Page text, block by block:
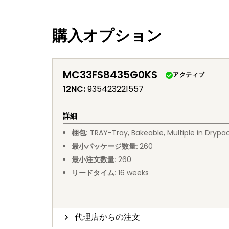
購入オプション
MC33FS8435G0KS アクティブ
12NC:935423221557
詳細
梱包: TRAY-Tray, Bakeable, Multiple in
最小パッケージ数量: 260
最小注文数量: 260
リードタイム: 16 weeks
代理店からの注文